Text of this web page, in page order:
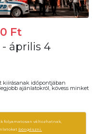
Ft
április 4
kiírásanak időpontjában
ajánlatokról, kövess minket
folyamatosan változhatnak,
böngészni.